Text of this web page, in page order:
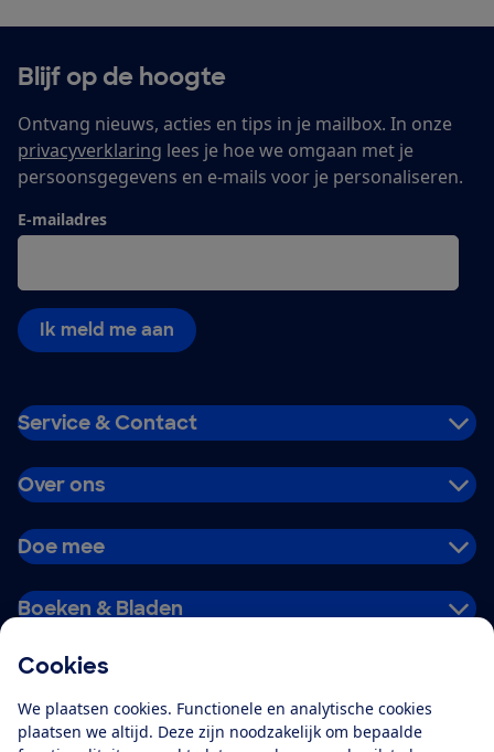
Cookies
We plaatsen cookies. Functionele en analytische cookies
plaatsen we altijd. Deze zijn noodzakelijk om bepaalde
Blijf op de hoogte
Ontvang nieuws, acties en tips in je mailbox. In onze
privacyverklaring lees je hoe we omgaan met je
persoonsgegevens en e-mails voor je personaliseren.
E-mailadres
Ik meld me aan
Service & Contact
Over ons
Doe mee
Boeken & Bladen